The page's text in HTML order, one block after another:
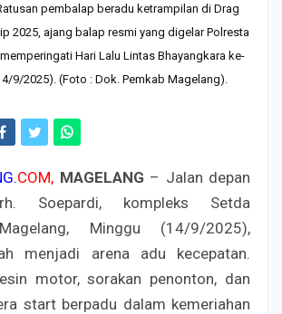
pembalap beradu ketrampilan di Drag
2025, ajang balap resmi yang digelar Polresta
Hari Lalu Lintas Bhayangkara ke-
9/2025). (Foto : Dok. Pemkab Magelang).
COM, MAGELANG – Jalan depan
Soepardi, kompleks Setda
Minggu (14/9/2025),
menjadi arena adu kecepatan.
motor, sorakan penonton, dan
start berpadu dalam kemeriahan